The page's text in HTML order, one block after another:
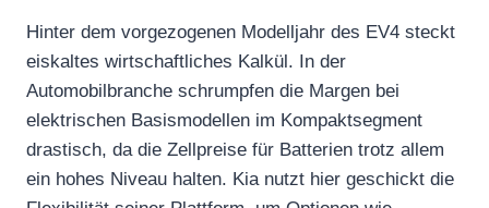
Hinter dem vorgezogenen Modelljahr des EV4 steckt
eiskaltes wirtschaftliches Kalkül. In der
Automobilbranche schrumpfen die Margen bei
elektrischen Basismodellen im Kompaktsegment
drastisch, da die Zellpreise für Batterien trotz allem
ein hohes Niveau halten. Kia nutzt hier geschickt die